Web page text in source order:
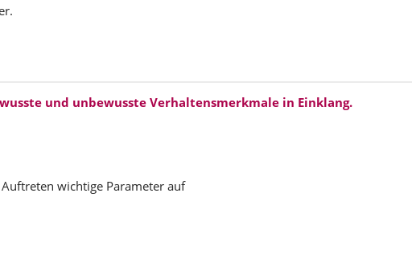
und unbewusste Verhaltensmerkmale in Einklang.
wichtige Parameter auf